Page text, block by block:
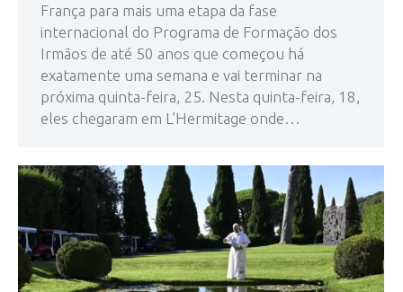
França para mais uma etapa da fase
internacional do Programa de Formação dos
Irmãos de até 50 anos que começou há
exatamente uma semana e vai terminar na
próxima quinta-feira, 25. Nesta quinta-feira, 18,
eles chegaram em L’Hermitage onde…